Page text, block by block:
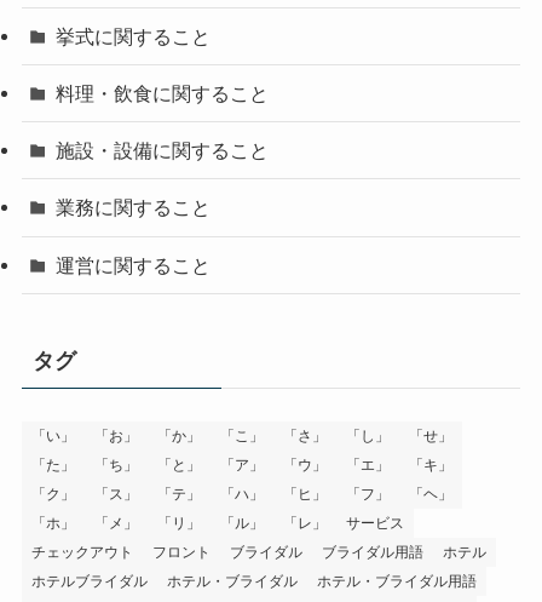
挙式に関すること
料理・飲食に関すること
施設・設備に関すること
業務に関すること
運営に関すること
タグ
「い」 「お」 「か」 「こ」 「さ」 「し」
「せ」
「た」
「ち」 「と」 「ア」 「ウ」 「エ」
「キ」
「ク」
「ス」 「テ」 「ハ」 「ヒ」 「フ」
「ヘ」
「ホ」
「メ」 「リ」 「ル」 「レ」
サービス
チェックアウト
フロント ブライダル ブライダル用語
ホテル
ホテルブライダル
ホテル・ブライダル
ホテル・ブライダル用語